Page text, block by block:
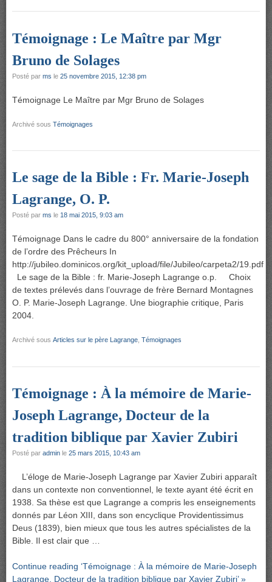
Témoignage : Le Maître par Mgr
Bruno de Solages
Posté par ms le 25 novembre 2015, 12:38 pm
Témoignage Le Maître par Mgr Bruno de Solages
Archivé sous Témoignages
Le sage de la Bible : Fr. Marie-Joseph
Lagrange, O. P.
Posté par ms le 18 mai 2015, 9:03 am
Témoignage Dans le cadre du 800° anniversaire de la fondation
de l’ordre des Prêcheurs In
http://jubileo.dominicos.org/kit_upload/file/Jubileo/carpeta2/19.pdf
Le sage de la Bible : fr. Marie-Joseph Lagrange o.p. Choix
de textes prélevés dans l’ouvrage de frère Bernard Montagnes
O. P. Marie-Joseph Lagrange. Une biographie critique, Paris
2004.
Archivé sous Articles sur le père Lagrange, Témoignages
Témoignage : À la mémoire de Marie-
Joseph Lagrange, Docteur de la
tradition biblique par Xavier Zubiri
Posté par admin le 25 mars 2015, 10:43 am
L’éloge de Marie-Joseph Lagrange par Xavier Zubiri apparaît
dans un contexte non conventionnel, le texte ayant été écrit en
1938. Sa thèse est que Lagrange a compris les enseignements
donnés par Léon XIII, dans son encyclique Providentissimus
Deus (1839), bien mieux que tous les autres spécialistes de la
Bible. Il est clair que …
Continue reading ‘Témoignage : À la mémoire de Marie-Joseph
Lagrange, Docteur de la tradition biblique par Xavier Zubiri’ »